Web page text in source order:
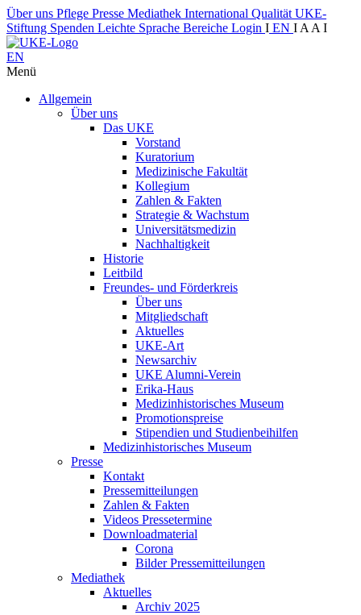
Über uns Pflege Presse Mediathek International Qualität UKE-
Stiftung Spenden Leichte Sprache Bereiche Login I EN I A A I
EN
Menü
Allgemein
Über uns
Das UKE
Vorstand
Kuratorium
Medizinische Fakultät
Kollegium
Zahlen & Fakten
Strategie & Wachstum
Universitätsmedizin
Nachhaltigkeit
Historie
Leitbild
Freundes- und Förderkreis
Über uns
Mitgliedschaft
Aktuelles
UKE-Art
Newsarchiv
UKE Alumni-Verein
Erika-Haus
Medizinhistorisches Museum
Promotionspreise
Stipendien und Studienbeihilfen
Medizinhistorisches Museum
Presse
Kontakt
Pressemitteilungen
Zahlen & Fakten
Videos Pressetermine
Downloadmaterial
Corona
Bilder Pressemitteilungen
Mediathek
Aktuelles
Archiv 2025